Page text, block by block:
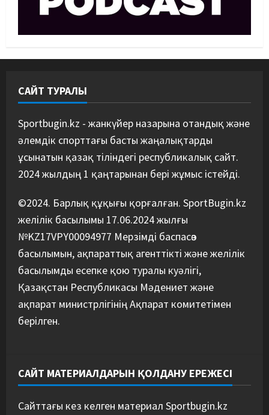
Басқа Басты жаңалық Теннис
ашты
5
Төрехан Сабырханның
болашағына алаңдады
САЙТ ТУРАЛЫ
Sportbugin.kz - жанкүйер назарына отандық және
әлемдік спорттағы басты жаңалықтарды
ұсынатын қазақ тіліндегі республикалық сайт.
2024 жылдың 1 қаңтарынан бері жұмыс істейді.
©2024. Барлық құқығы қорғалған. SportBugin.kz
желілік басылымы 17.06.2024 жылғы
№KZ17VPY00094977 Мерзімді баспасөз
басылымын, ақпараттық агенттікті және желілік
басылымды есепке қою туралы куәлігі,
Қазақстан Республикасы Мәдениет және
ақпарат министрлігінің Ақпарат комитетімен
берілген.
САЙТ МАТЕРИАЛДАРЫН ҚОЛДАНУ ЕРЕЖЕСІ
Сайттағы кез келген материал Sportbugin.kz